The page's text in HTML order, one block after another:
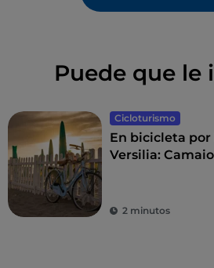
Puede que le
Cicloturismo
En bicicleta por
Versilia:
2 minutos